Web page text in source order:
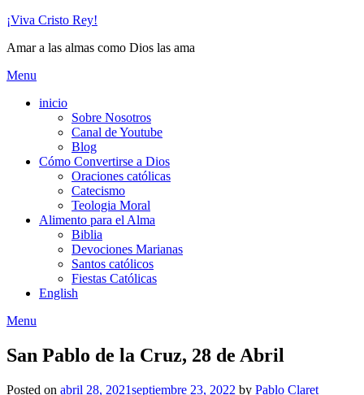
Skip
content
¡Viva Cristo Rey!
Amar a las almas como Dios las ama
Menu
inicio
Sobre Nosotros
Canal de Youtube
Blog
Cómo Convertirse a Dios
Oraciones católicas
Catecismo
Teologia Moral
Alimento para el Alma
Biblia
Devociones Marianas
Santos católicos
Fiestas Católicas
English
Menu
San Pablo de la Cruz, 28 de Abril
Posted on abril 28, 2021septiembre 23, 2022 by Pablo Claret